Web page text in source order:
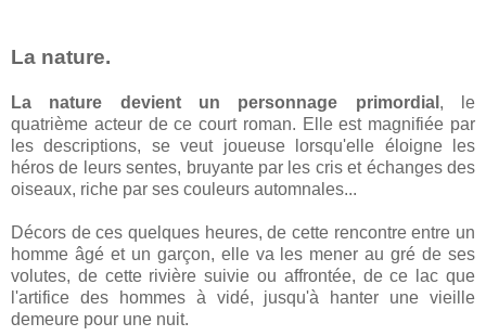
La nature.
La nature devient un personnage primordial , le
quatrième acteur de ce court roman. Elle est magnifiée par
les descriptions, se veut joueuse lorsqu'elle éloigne les
héros de leurs sentes, bruyante par les cris et échanges des
oiseaux, riche par ses couleurs automnales...
Décors de ces quelques heures, de cette rencontre entre un
homme âgé et un garçon, elle va les mener au gré de ses
volutes, de cette rivière suivie ou affrontée, de ce lac que
l'artifice des hommes à vidé, jusqu'à hanter une vieille
demeure pour une nuit.